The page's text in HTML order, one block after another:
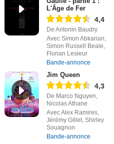
L'Âge de Fer
4,4
De Antonin Baudry
Avec Simon Abkarian,
Simon Russell Beale,
Florian Lesieur
Bande-annonce
Jim Queen
4,3
De Marco Nguyen,
Nicolas Athane
Avec Alex Ramires,
Jérémy Gillet, Shirley
Souagnon
Bande-annonce